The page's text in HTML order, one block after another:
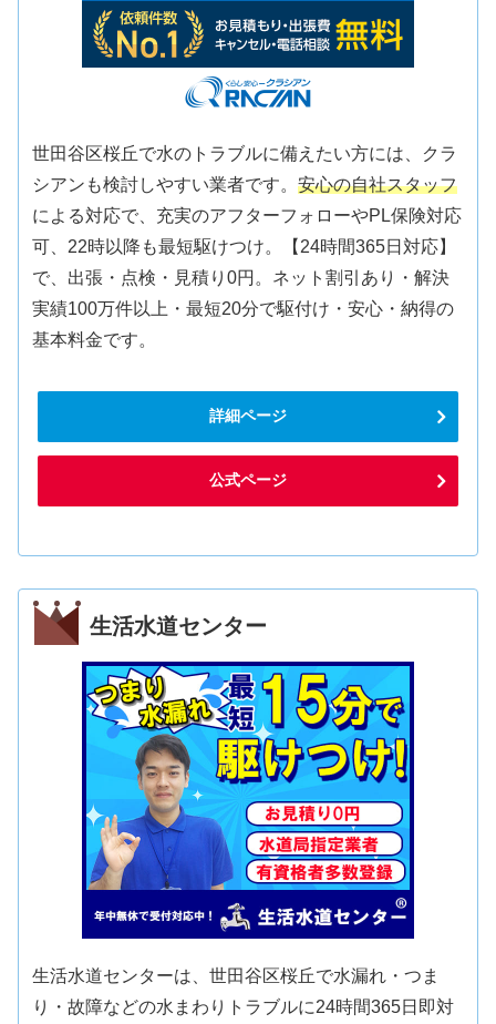
世田谷区桜丘で水のトラブルに備えたい方には、クラ
シアンも検討しやすい業者です。安心の自社スタッフ
による対応で、充実のアフターフォローやPL保険対応
可、22時以降も最短駆けつけ。【24時間365日対応】
で、出張・点検・見積り0円。ネット割引あり・解決
実績100万件以上・最短20分で駆付け・安心・納得の
基本料金です。
詳細ページ
公式ページ
生活水道センター
生活水道センターは、世田谷区桜丘で水漏れ・つま
り・故障などの水まわりトラブルに24時間365日即対